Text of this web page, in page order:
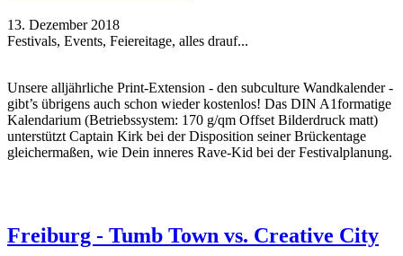
13. Dezember 2018
Festivals, Events, Feiereitage, alles drauf...
Unsere alljährliche Print-Extension - den subculture Wandkalender -
gibt’s übrigens auch schon wieder kostenlos! Das DIN A1formatige
Kalendarium (Betriebssystem: 170 g/qm Offset Bilderdruck matt)
unterstützt Captain Kirk bei der Disposition seiner Brückentage
gleichermaßen, wie Dein inneres Rave-Kid bei der Festivalplanung.
Freiburg - Tumb Town vs. Creative City